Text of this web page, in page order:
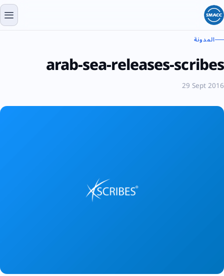
المدونة
arab-sea-releases-scribes
29 Sept 2016